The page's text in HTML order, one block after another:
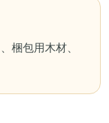
梱包用木材、